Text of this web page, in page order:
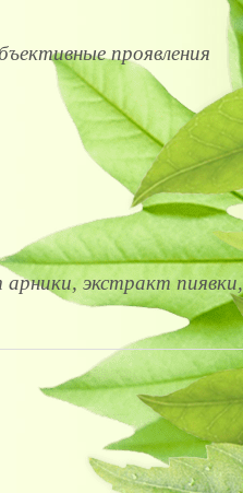
проявления
экстракт пиявки,